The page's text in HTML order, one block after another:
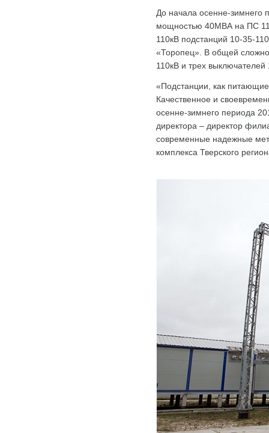
До начала осенне-зимнего
мощностью 40МВА на ПС
110кВ подстанций 10-35-
«Торопец». В общей
110кВ и трех выключателей
«Подстанции, как
Качественное и
осенне-зимнего периода
директора – директор
современные надежные
комплекса Тверского